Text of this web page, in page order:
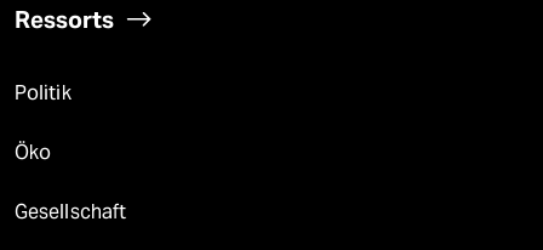
Ressorts
Politik
Öko
Gesellschaft